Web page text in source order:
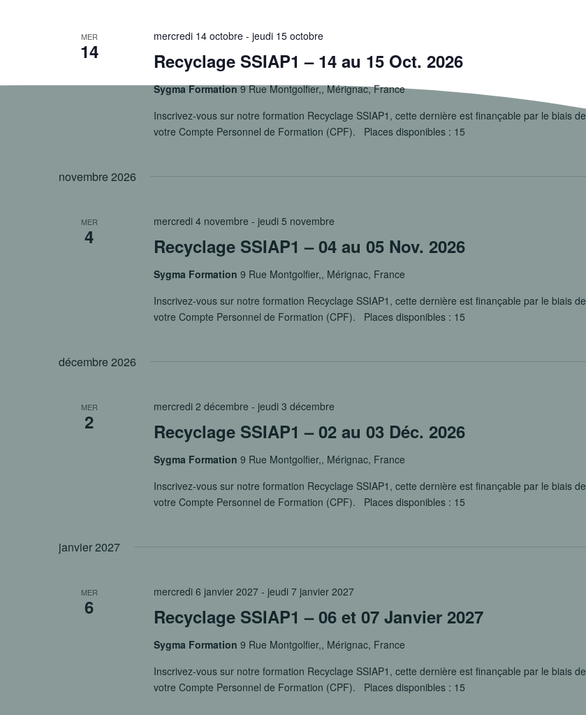
MER
14 Recyclage SSIAP1 – 14 au 15 Oct. 2026
mercredi 14 octobre- jeudi 15 octobre
Sygma Formation9 Rue Montgolfier,, Mérignac, France
Inscrivez-vous sur notre formation Recyclage SSIAP1, cette dernière est finançable par le biais de
votre Compte Personnel de Formation (CPF). Places disponibles : 15
novembre 2026
MER
4 Recyclage SSIAP1 – 04 au 05 Nov. 2026
mercredi 4 novembre - jeudi 5 novembre
Sygma Formation 9 Rue Montgolfier,, Mérignac, France
Inscrivez-vous sur notre formation Recyclage SSIAP1, cette dernière est finançable par le biais de
votre Compte Personnel de Formation (CPF). Places disponibles : 15
décembre 2026
MER
2 Recyclage SSIAP1 – 02 au 03 Déc. 2026
mercredi 2 décembre - jeudi 3 décembre
Sygma Formation 9 Rue Montgolfier,, Mérignac, France
Inscrivez-vous sur notre formation Recyclage SSIAP1, cette dernière est finançable par le biais de
votre Compte Personnel de Formation (CPF). Places disponibles : 15
janvier 2027
MER
6 Recyclage SSIAP1 – 06 et 07 Janvier 2027
mercredi 6 janvier 2027- jeudi 7 janvier 2027
Sygma Formation 9 Rue Montgolfier,, Mérignac, France
Inscrivez-vous sur notre formation Recyclage SSIAP1, cette dernière est finançable par le biais de
votre Compte Personnel de Formation (CPF). Places disponibles : 15